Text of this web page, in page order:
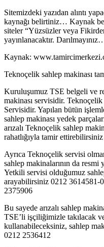
Sitemizdeki yazıdan alıntı
kaynağı belirtiniz… Kaynak
siteler “Yüzsüzler veya
yayınlanacaktır.
Kaynak:
Teknoçelik sahlep makinası
Kuruluşumuz TSE belgeli ve
makinası servisidir.
Servisidir. Yapılan bütün
sahlep makinası yedek
arızalı Teknoçelik sahlep
rahatlığıyla tamir ettirebilirsiniz
Ayrıca Teknoçelik servisi
sahlep makinalarının da resmi
Yetkili servisi olduğumuz
arayabilirsiniz 0212 3614581-
2375906
Bu sayede arızalı sahlep
TSE’li işçiliğimizle takılacak
kullanabileceksiniz, sahlep
0212 2536412